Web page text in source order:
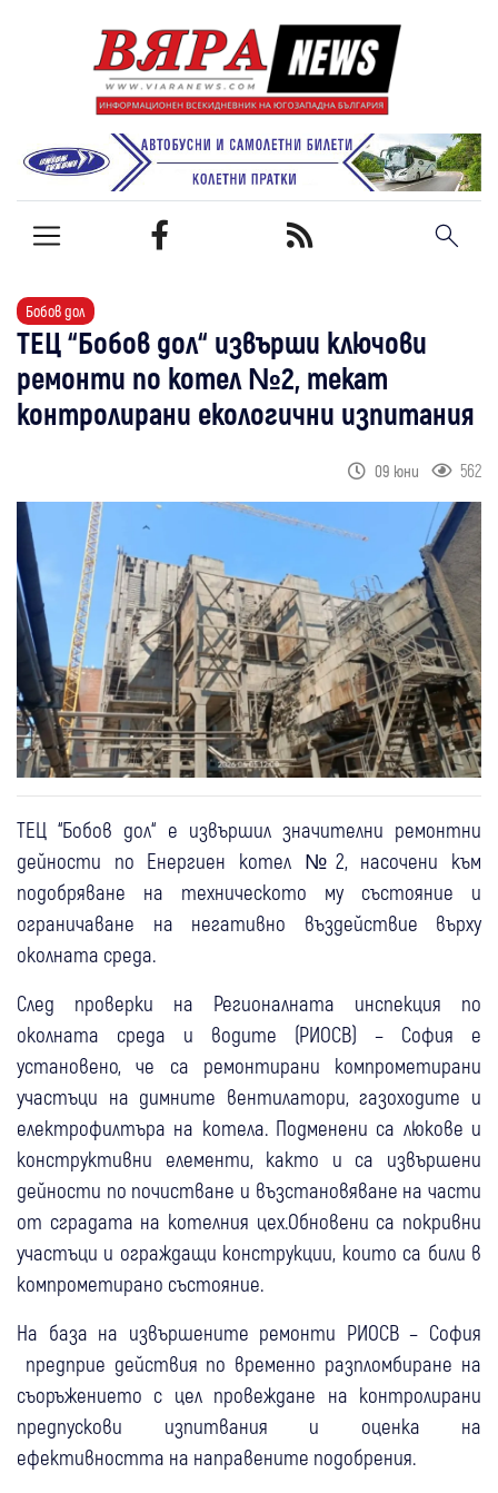
Бобов дол
ТЕЦ “Бобов дол“ извърши ключови
ремонти по котел №2, текат
контролирани екологични изпитания
09 юни 562
ТЕЦ “Бобов дол“ е извършил значителни ремонтни
дейности по Енергиен котел №2, насочени към
подобряване на техническото му състояние и
ограничаване на негативно въздействие върху
околната среда.
След проверки на Регионалната инспекция по
околната среда и водите (РИОСВ) – София е
установено, че са ремонтирани компрометирани
участъци на димните вентилатори, газоходите и
електрофилтъра на котела. Подменени са люкове и
конструктивни елементи, както и са извършени
дейности по почистване и възстановяване на части
от сградата на котелния цех.Обновени са покривни
участъци и ограждащи конструкции, които са били в
компрометирано състояние.
На база на извършените ремонти РИОСВ – София
предприе действия по временно разпломбиране на
съоръжението с цел провеждане на контролирани
предпускови изпитвания и оценка на
ефективността на направените подобрения.